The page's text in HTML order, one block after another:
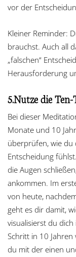
vor der
Kleiner Reminder:
brauchst. Auch all
„falschen“
Herausforderung
5.Nutze die
Bei dieser
Monate und 10
überprüfen, wie du
Entscheidung
die Augen
ankommen. Im
von heute,
geht es dir damit,
visualisierst du
Schritt in 10
du mit der einen